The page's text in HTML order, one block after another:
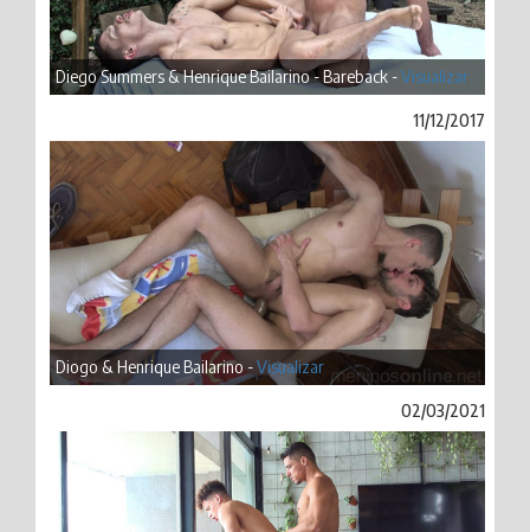
Diego Summers & Henrique Bailarino - Bareback -Visualizar
11/12/2017
Diogo & Henrique Bailarino -Visualizar
02/03/2021